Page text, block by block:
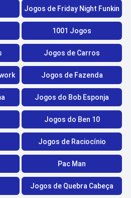
Jogos de Friday Night Funkin
1001 Jogos
Jogos de Carros
Jogos de Fazenda
Jogos do Bob Esponja
Jogos do Ben 10
Jogos de Raciocínio
Pac Man
Jogos de Quebra Cabeça